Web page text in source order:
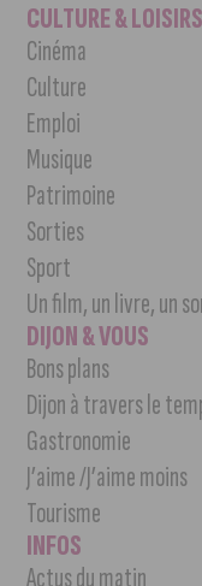
CULTURE & LOISIRS
Cinéma
Culture
Emploi
Musique
Patrimoine
Sorties
Sport
Un film, un livre, un
DIJON & VOUS
Bons plans
Dijon à travers le
Gastronomie
J’aime /J’aime moins
Tourisme
INFOS
Actus du matin